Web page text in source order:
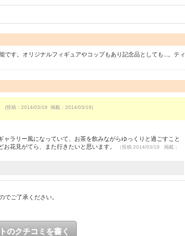
す。オリジナルフィギュアやコップもあり記念品としても...。ティ
(投稿：2014/03/19 掲載：2014/03/19)
ラリー風になっていて、お茶を飲みながらゆっくりと過ごすこと
花見がてら、また行きたいと思います。
（投稿:2014/03/19 掲載：
でご了承ください。
のクチコミを書く